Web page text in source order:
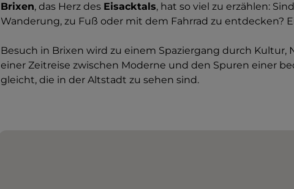
Brixen, das Herz des Eisacktals, hat so viel zu erzählen:
Wanderung, zu Fuß oder mit dem Fahrrad zu entdecken?
Besuch in Brixen wird zu einem Spaziergang durch Kultur,
einer Zeitreise zwischen Moderne und den Spuren einer
gleicht, die in der Altstadt zu sehen sind.